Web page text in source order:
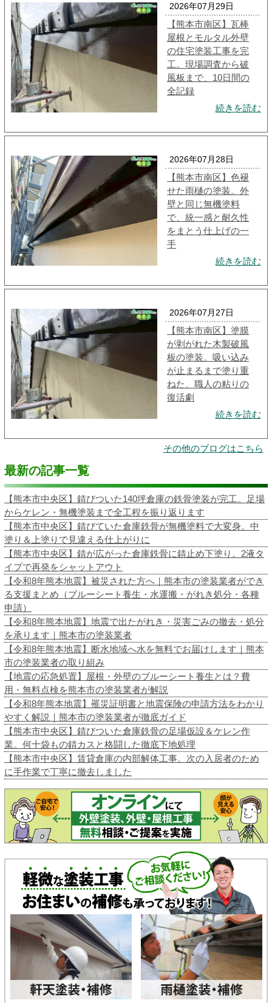
2026年07月29日
【熊本市南区】瓦棒
屋根とモルタル外壁
の住宅塗装工事を完
工。現場調査から破
風板まで、10日間の
全記録
続きを読む
2026年07月28日
【熊本市南区】色褪
せた雨樋の塗装。外
壁と同じ無機塗料
で、統一感と耐久性
をまとう仕上げの一
手
続きを読む
2026年07月27日
【熊本市南区】塗膜
が剥がれた木製破風
板の塗装。吸い込み
が止まるまで塗り重
ねた、職人の粘りの
復活劇
続きを読む
その他のブログはこちら
最新の記事一覧
【熊本市中央区】錆びついた140坪倉庫の鉄骨塗装が完工。足場
からケレン・無機塗装まで全工程を振り返ります
【熊本市中央区】錆びていた倉庫鉄骨が無機塗料で大変身。中
塗り＆上塗りで見違える仕上がりに
【熊本市中央区】錆が広がった倉庫鉄骨に錆止め下塗り。2液タ
イプで再発をシャットアウト
【令和8年熊本地震】被災された方へ｜熊本市の塗装業者ができ
る支援まとめ（ブルーシート養生・水運搬・がれき処分・各種
申請）
【令和8年熊本地震】地震で出たがれき・災害ごみの撤去・処分
を承ります｜熊本市の塗装業者
【令和8年熊本地震】断水地域へ水を無料でお届けします｜熊本
市の塗装業者の取り組み
【地震の応急処置】屋根・外壁のブルーシート養生とは？費
用・無料点検を熊本市の塗装業者が解説
【令和8年熊本地震】罹災証明書と地震保険の申請方法をわかり
やすく解説｜熊本市の塗装業者が徹底ガイド
【熊本市中央区】錆びついた倉庫鉄骨の足場仮設＆ケレン作
業。何十袋もの錆カスと格闘した徹底下地処理
【熊本市中央区】賃貸倉庫の内部解体工事。次の入居者のため
に手作業で丁寧に撤去しました